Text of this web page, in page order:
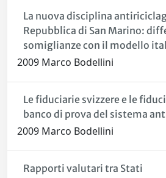
La nuova disciplina
Repubblica di San Marino:
somiglianze con il modello
2009 Marco Bodellini
Le fiduciarie svizzere e le
banco di prova del sistema
2009 Marco Bodellini
Rapporti valutari tra Stati